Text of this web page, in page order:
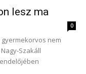
lesz ma
0
nem
Szakáll